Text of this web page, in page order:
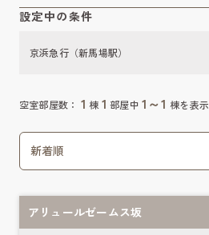
設定中の条件
空室部屋数： 1 棟 1 部屋中1～1棟を表示
京浜急行（新馬場駅）
アリュールゼームス坂